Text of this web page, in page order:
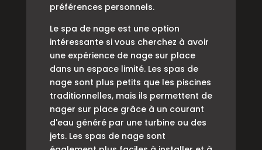
préférences personnels.
Le spa de nage est une option
intéressante si vous cherchez à avoir
une expérience de nage sur place
dans un espace limité. Les spas de
nage sont plus petits que les piscines
traditionnelles, mais ils permettent de
nager sur place grâce à un courant
d'eau généré par une turbine ou des
jets. Les spas de nage sont